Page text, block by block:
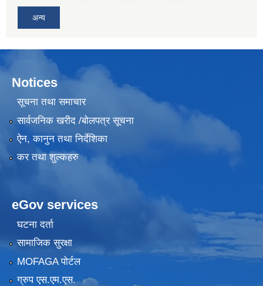
अन्य
Notices
सूचना तथा समाचार
सार्वजनिक खरीद /बोलपत्र सूचना
ऐन, कानुन तथा निर्देशिका
कर तथा शुल्कहरु
eGov services
घटना दर्ता
सामाजिक सुरक्षा
MOFAGA पोर्टल
ग्रुप एस.एम.एस.